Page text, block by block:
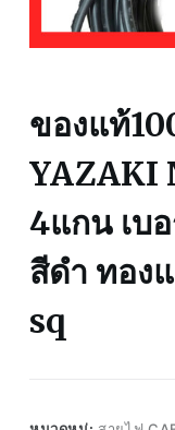
ของแท้
YAZAKI
4แกน เบ
สีดำ ทอง
sq